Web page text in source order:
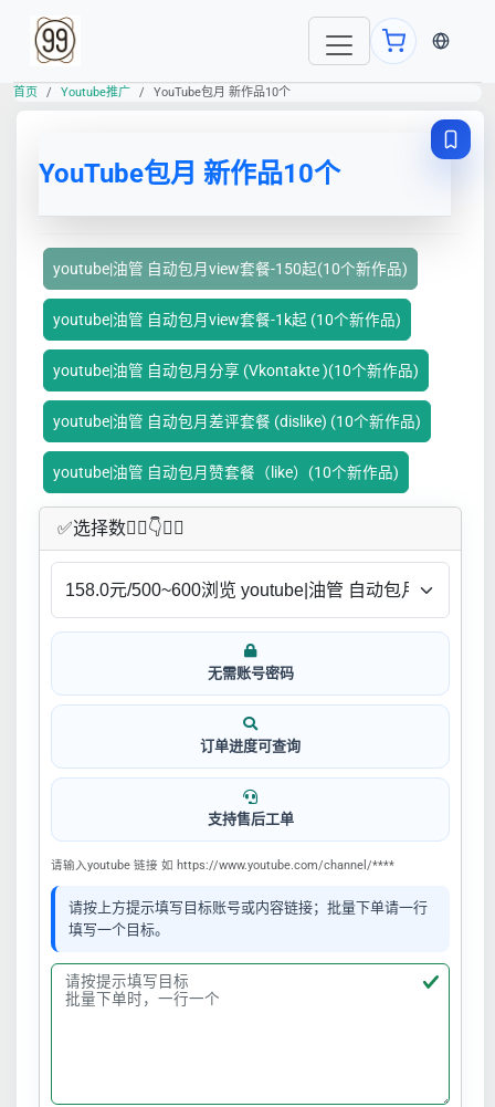
当前语
首页 Youtube推广 YouTube包月 新作品10个
YouTube包月 新作品10个
youtube|油管 自动包月view套餐-150起(10个新作品)
youtube|油管 自动包月view套餐-1k起 (10个新作品)
youtube|油管 自动包月分享 (Vkontakte )(10个新作品)
youtube|油管 自动包月差评套餐 (dislike) (10个新作品)
youtube|油管 自动包月赞套餐（like）(10个新作品)
✅​选择数👇🏻​​👇👇🏻​​
无需账号密码
订单进度可查询
支持售后工单
请输入youtube 链接 如 https://www.youtube.com/channel/****
请按上方提示填写目标账号或内容链接；批量下单请一行
填写一个目标。